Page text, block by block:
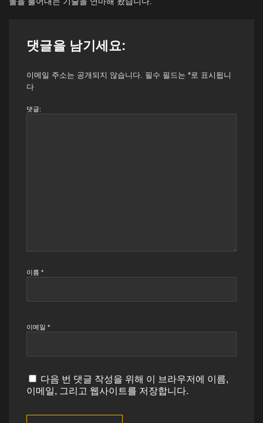
댓글을 남기세요:
이메일 주소는 공개되지 않습니다. 필수 필드는 *로 표시됩니
다
댓글:
이름 *
이메일 *
다음 번 댓글 작성을 위해 이 브라우저에 이름,
이메일, 그리고 웹사이트를 저장합니다.